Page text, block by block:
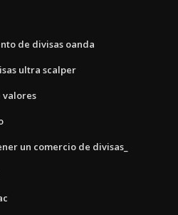
de divisas oanda
ultra scalper
valores
un comercio de divisas_